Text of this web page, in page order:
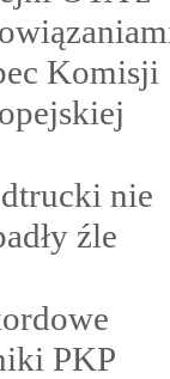
Komisji
nie
źle
PKP